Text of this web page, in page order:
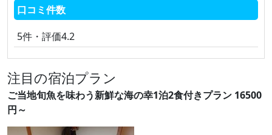
口コミ件数
5件・評価4.2
注目の宿泊プラン
ご当地旬魚を味わう新鮮な海の幸1泊2食付きプラン 16500
円～